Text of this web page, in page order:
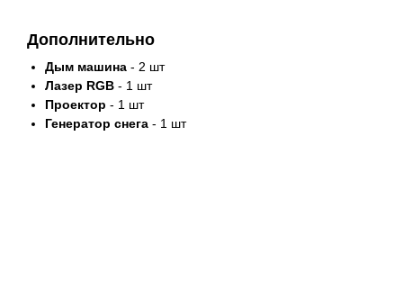
Дополнительно
Дым машина - 2 шт
Лазер RGB - 1 шт
Проектор - 1 шт
Генератор снега - 1 шт